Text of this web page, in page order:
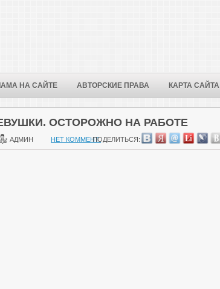
НА САЙТЕ АВТОРСКИЕ ПРАВА КАРТА САЙТА
ОСТОРОЖНО НА РАБОТЕ
АДМИН НЕТ КОММЕНТ.ПОДЕЛИТЬСЯ: